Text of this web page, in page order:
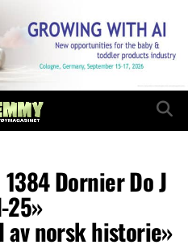
Dornier Do J
25»
av norsk historie»